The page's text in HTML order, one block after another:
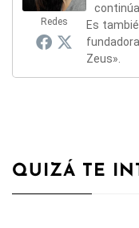
Redes
continúa
Es
Zeus».
QUIZÁ TE